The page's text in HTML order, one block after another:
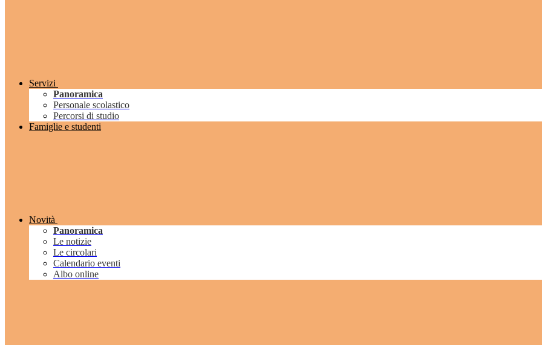
Servizi
Panoramica
Personale scolastico
Percorsi di studio
Famiglie e studenti
Novità
Panoramica
Le notizie
Le circolari
Calendario eventi
Albo online